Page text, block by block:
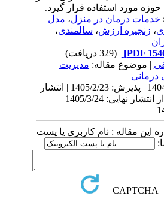
مورد استفاده قرار گیرد
درمان در منزل ،مدل
،زنجیره ارزش،سالمندی،
| موضوع مقاله:مدیریت
دریافت: 1404/11/26 | پذیرش: 1405/2/23 | انتشار
الکترونیک پیش از انتشار نهایی: 1405/3/24 |
این مقاله : نام کاربری یا پست